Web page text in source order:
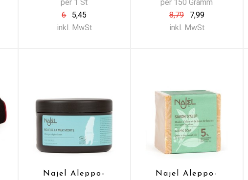
per 1 St
6
5,45
inkl. MwSt
per 150 Gramm
8,79
7,99
inkl. MwSt
Najel Aleppo-
Najel Aleppo-